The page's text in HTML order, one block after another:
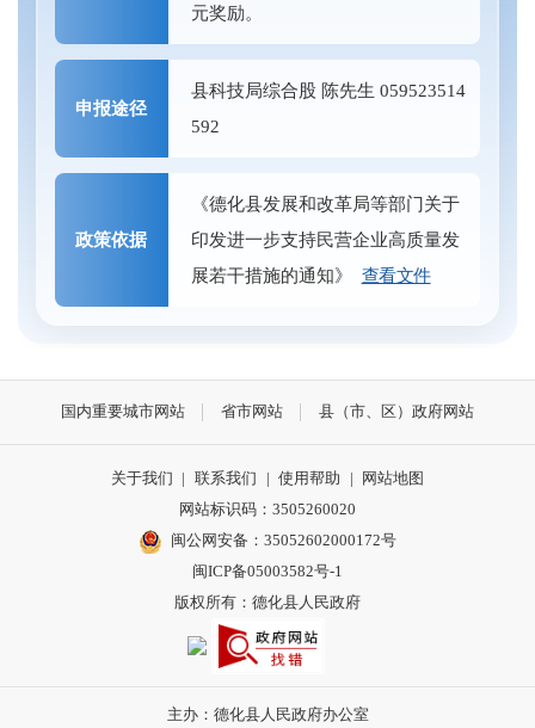
元奖励。
申报途径
县科技局综合股 陈先生 059523514
592
政策依据
《德化县发展和改革局等部门关于
印发进一步支持民营企业高质量发
展若干措施的通知》 查看文件
国内重要城市网站 省市网站 县（市、区）政府网站
关于我们 | 联系我们 | 使用帮助 | 网站地图
网站标识码：3505260020
闽公网安备：35052602000172号
闽ICP备05003582号-1
版权所有：德化县人民政府
主办：德化县人民政府办公室